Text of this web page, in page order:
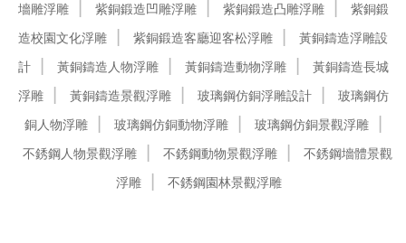
墻雕浮雕
紫銅鍛造凹雕浮雕 紫銅鍛造凸雕浮雕
紫銅鍛
造校園文化浮雕
紫銅鍛造客廳迎客松浮雕
黃銅鑄造浮雕設
計
黃銅鑄造人物浮雕 黃銅鑄造動物浮雕
黃銅鑄造長城
浮雕
黃銅鑄造景觀浮雕 玻璃鋼仿銅浮雕設計
玻璃鋼仿
銅人物浮雕
玻璃鋼仿銅動物浮雕
玻璃鋼仿銅景觀浮雕
不銹鋼人物景觀浮雕
不銹鋼動物景觀浮雕
不銹鋼墻體景觀
浮雕
不銹鋼園林景觀浮雕